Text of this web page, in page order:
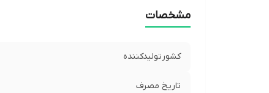
مشخصات
کشورتولیدکننده
تاریخ مصرف